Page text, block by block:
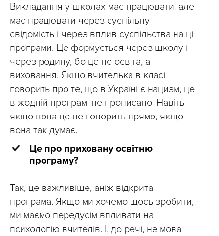
Викладання у школах має працювати, але
має працювати через суспільну
свідомість і через вплив суспільства на ці
програми. Це формується через школу і
через родину, бо це не освіта, а
виховання. Якщо вчителька в класі
говорить про те, що в Україні є нацизм, це
в жодній програмі не прописано. Навіть
якщо вона це не говорить прямо, якщо
вона так думає.
Це про приховану освітню
програму?
Так, це важливіше, аніж відкрита
програма. Якщо ми хочемо щось зробити,
ми маємо передусім впливати на
психологію вчителів. І, до речі, не мова